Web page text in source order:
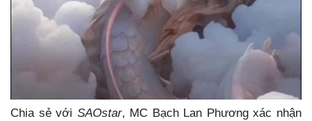
Chia sẻ với SAOstar, MC Bạch Lan Phương xác nhận